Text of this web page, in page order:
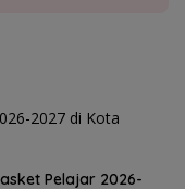
Pelajar 2026-